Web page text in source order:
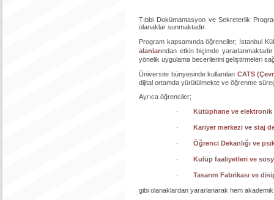
Tıbbi Dokümantasyon ve Sekreterlik
olanaklar sunmaktadır.
Program kapsamında öğrenciler; İstanbul
alanlarından etkin biçimde
yönelik uygulama becerilerini geliştirmeleri
Üniversite bünyesinde kullanılan CATS
dijital ortamda yürütülmekte ve öğrenme
Ayrıca öğrenciler;
·Kütüphane ve elektronik
·Kariyer merkezi ve staj
·Öğrenci Dekanlığı ve
·Kulüp faaliyetleri ve
·Tasarım Fabrikası ve
gibi olanaklardan yararlanarak hem